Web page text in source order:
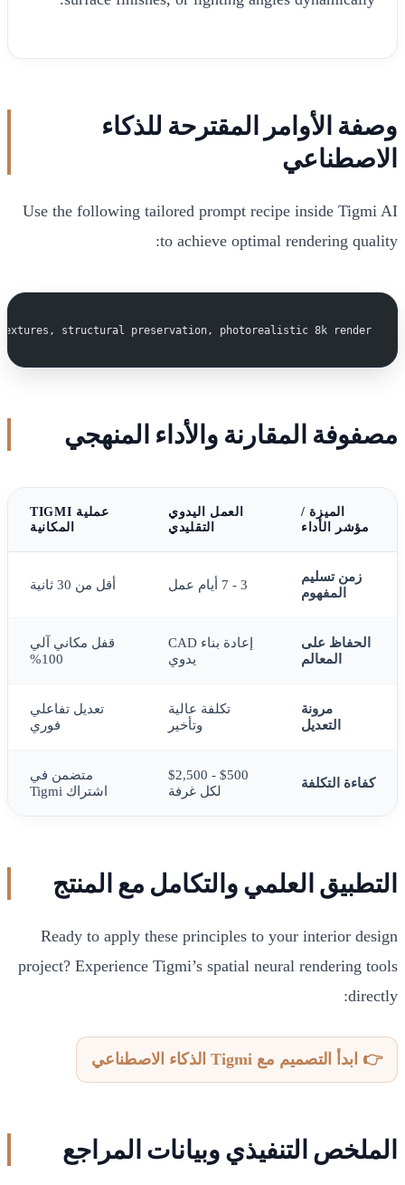
وصفة الأوامر المقترحة للذكاء
الاصطناعي
Use the following tailored prompt recipe inside Tigmi AI
to achieve optimal rendering quality:
structural preservation, photorealistic 8k render.
مصفوفة المقارنة والأداء المنهجي
الميزة /
مؤشر الأداء
العمل اليدوي
التقليدي
عملية TIGMI
المكانية
زمن تسليم
المفهوم
3 - 7 أيام عمل أقل من 30 ثانية
الحفاظ على
المعالم
إعادة بناء CAD
يدوي
قفل مكاني آلي
100%
مرونة
التعديل
تكلفة عالية
وتأخير
تعديل تفاعلي
فوري
كفاءة التكلفة
$500 - $2,500
لكل غرفة
متضمن في
اشتراك Tigmi
التطبيق العلمي والتكامل مع المنتج
Ready to apply these principles to your interior design
project? Experience Tigmi’s spatial neural rendering tools
directly:
👉 ابدأ التصميم مع Tigmi الذكاء الاصطناعي
الملخص التنفيذي وبيانات المراجع